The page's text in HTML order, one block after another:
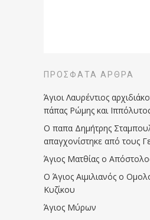
ΠΡΌΣΦΑΤΑ ΆΡΘΡΑ
Άγιοι Λαυρέντιος
πάπας Ρώμης και
Ο παπα Δημήτρης
απαγχονίστηκε από τους
Άγιος Ματθίας ο
Ο Άγιος Αιμιλιανός ο
Κυζίκου
Άγιος Μύρων